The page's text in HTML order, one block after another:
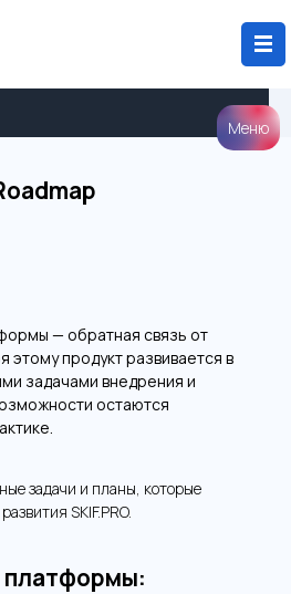
мигрирует с Wialon на
— обратная связь от
этому продукт развивается в
задачами внедрения и
остаются
задачи и планы, которые
SKIF.PRO.
платформы:
Меню